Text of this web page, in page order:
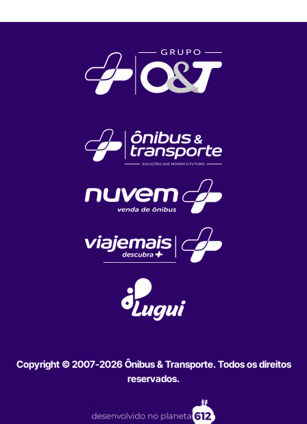
Copyright © 2007-2026 Ônibus & Transporte. Todos os direitos
reservados.